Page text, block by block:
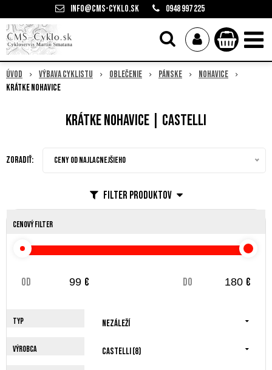
info@cms-cyklo.sk 0948 997 225
Úvod Výbava cyklistu Oblečenie Pánske
Nohavice
Krátke nohavice
Krátke nohavice | Castelli
Filter produktov
Zoradiť: Ceny od najlacnejšieho
Cenový filter
od € do €
Typ Nezáleží
Výrobca Castelli (8)